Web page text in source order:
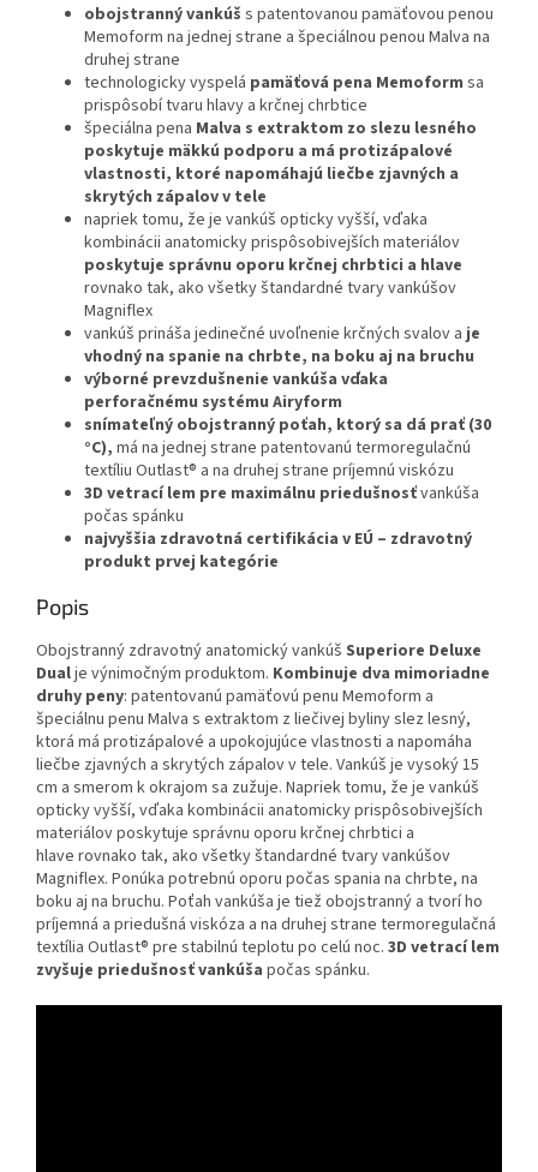
obojstranný vankúš s patentovanou pamäťovou penou
Memoform na jednej strane a špeciálnou penou Malva na
druhej strane
technologicky vyspelá pamäťová pena Memoform sa
prispôsobí tvaru hlavy a krčnej chrbtice
špeciálna pena Malva s extraktom zo slezu lesného
poskytuje mäkkú podporu a má protizápalové
vlastnosti, ktoré napomáhajú liečbe zjavných a
skrytých zápalov v tele
napriek tomu, že je vankúš opticky vyšší, vďaka
kombinácii anatomicky prispôsobivejších materiálov
poskytuje správnu oporu krčnej chrbtici a hlave
rovnako tak, ako všetky štandardné tvary vankúšov
Magniflex
vankúš prináša jedinečné uvoľnenie krčných svalov a je
vhodný na spanie na chrbte, na boku aj na bruchu
výborné prevzdušnenie vankúša vďaka
perforačnému systému Airyform
snímateľný obojstranný poťah, ktorý sa dá prať (30
°C), má na jednej strane patentovanú termoregulačnú
textíliu Outlast® a na druhej strane príjemnú viskózu
3D vetrací lem pre maximálnu priedušnosťvankúša
počas spánku
najvyššia zdravotná certifikácia v EÚ – zdravotný
produkt prvej kategórie
Popis
Obojstranný zdravotný anatomický vankúš Superiore Deluxe
Dualje výnimočným produktom. Kombinuje dva mimoriadne
druhy peny: patentovanú pamäťovú penu Memoform a
špeciálnu penu Malva s extraktom z liečivej byliny slez lesný,
ktorá má protizápalové a upokojujúce vlastnosti a napomáha
liečbe zjavných a skrytých zápalov v tele. Vankúš je vysoký 15
cm a smerom k okrajom sa zužuje. Napriek tomu, že je vankúš
opticky vyšší, vďaka kombinácii anatomicky prispôsobivejších
materiálov poskytuje správnu oporu krčnej chrbtici a
hlave rovnako tak, ako všetky štandardné tvary vankúšov
Magniflex. Ponúka potrebnú oporu počas spania na chrbte, na
boku aj na bruchu. Poťah vankúša je tiež obojstranný a tvorí ho
príjemná a priedušná viskóza a na druhej strane termoregulačná
textília Outlast® pre stabilnú teplotu po celú noc. 3D vetrací lem
zvyšuje priedušnosť vankúša počas spánku.